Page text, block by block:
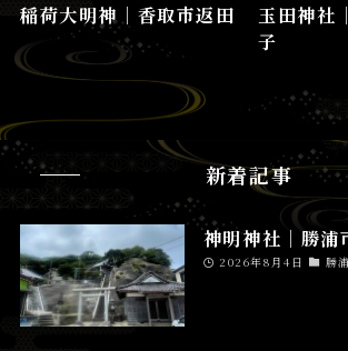
稲荷大明神│香取市返田
玉田神社
子
新着記事
神明神社│勝浦
2026年8月4日 勝